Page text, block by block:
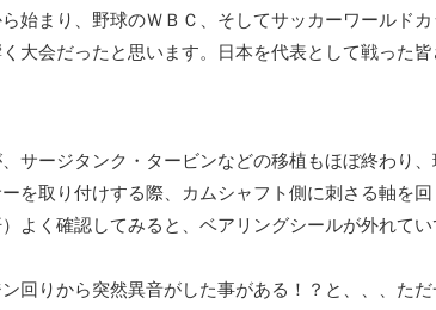
始まり、野球のＷＢＣ、そしてサッカーワールド
大会だったと思います。日本を代表として戦った
サージタンク・タービンなどの移植もほぼ終わり
を取り付けする際、カムシャフト側に刺さる軸を
よく確認してみると、ベアリングシールが外れて
回りから突然異音がした事がある！？と、、、た